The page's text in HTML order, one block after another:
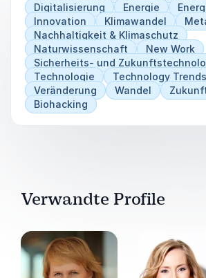
Digitalisierung
Energie
Innovation
Klimawandel
Nachhaltigkeit & Klimaschutz
Naturwissenschaft
New Work
Sicherheits- und
Technologie
Technology Trends
Veränderung
Wandel
Biohacking
Verwandte Profile